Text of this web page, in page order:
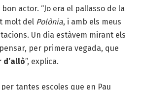
actor. “Jo era el pallasso de la
molt del Polònia, i amb els meus
Un dia estàvem mirant els
per primera vegada, que
”, explica.
tantes escoles que en Pau